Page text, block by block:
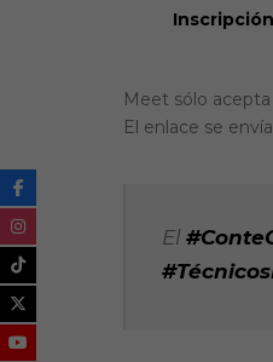
Meet sólo
El enlace se
El